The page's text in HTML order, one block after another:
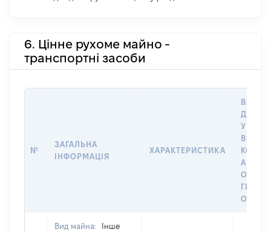
6. Цінне рухоме майно -
транспортні засоби
№
ЗАГАЛЬНА
ІНФОРМАЦІЯ
ХАРАКТЕРИСТИКА
ДАТУ
У
АБО
Вид майна:
Інше